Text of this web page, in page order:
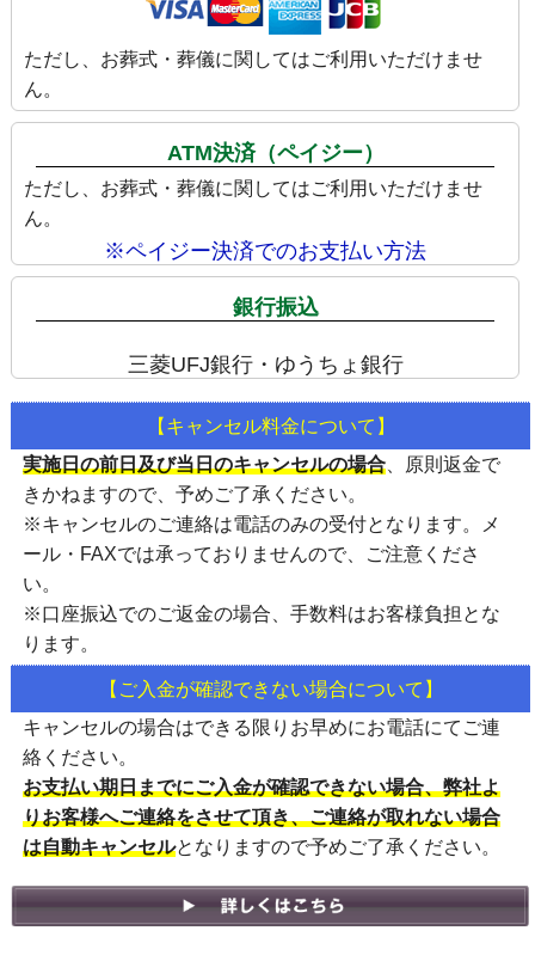
ただし、お葬式・葬儀に関してはご利用いただけませ
ん。
ATM決済（ペイジー）
ただし、お葬式・葬儀に関してはご利用いただけませ
ん。
※ペイジー決済でのお支払い方法
銀行振込
三菱UFJ銀行・ゆうちょ銀行
【キャンセル料金について】
実施日の前日及び当日のキャンセルの場合
原則返金で
きかねますので、予めご了承ください。
※キャンセルのご連絡は電話のみの受付となります。メ
ール・FAXでは承っておりませんので、ご注意くださ
い。
※口座振込でのご返金の場合、手数料はお客様負担とな
ります。
【ご入金が確認できない場合について】
キャンセルの場合はできる限りお早めにお電話にてご連
絡ください。
お支払い期日までにご入金が確認できない場合、弊社よ
りお客様へご連絡をさせて頂き、ご連絡が取れない場合
は自動キャンセルとなりますので予めご了承ください。